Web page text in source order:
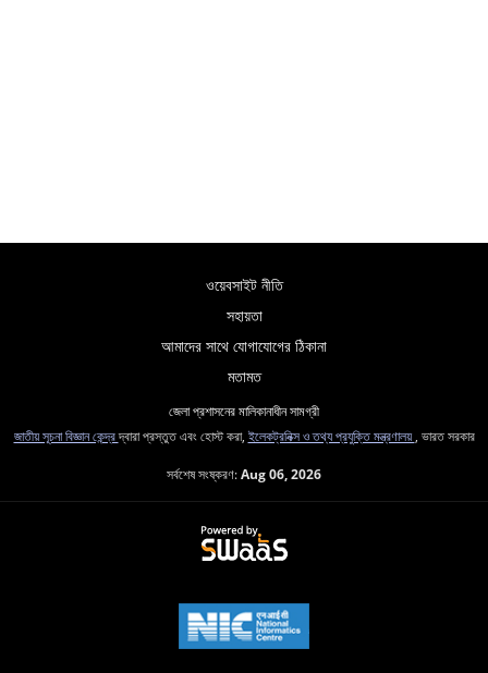
ওয়েবসাইট নীতি
সহায়তা
আমাদের সাথে যোগাযোগের ঠিকানা
মতামত
জেলা প্রশাসনের মালিকানাধীন সামগ্রী
জাতীয় সূচনা বিজ্ঞান কেন্দ্রদ্বারা প্রস্তুত এবং হোস্ট করা,ইলেকট্রনিক্স ও তথ্য প্রযুক্তি মন্ত্রণালয় , ভারত সরকার
সর্বশেষ সংষ্করণ:Aug 06, 2026